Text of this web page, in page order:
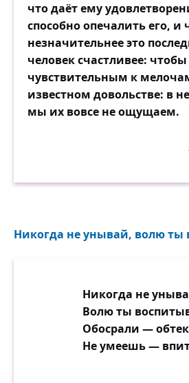
что даёт ему
способно опечалить его, и
незначительнее это
человек счастливее:
чувствительным к
известном довольстве: в
мы их вовсе не ощущаем.
Никогда не унывай, волю ты
Никогда не
Волю ты
Обосрали —
Не умеешь —